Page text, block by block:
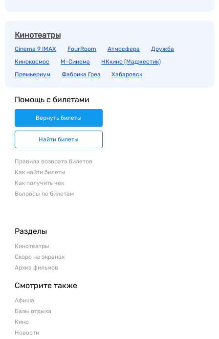
Кинотеатры
Cinema 9 IMAX FourRoom Атмосфера
Дружба
Кинокосмос
М-Синема
НКкино (Маджестик)
Премьериум
Фабрика Грез Хабаровск
Помощь с билетами
Вернуть билеты
Найти билеты
Правила возврата билетов
Как найти билеты
Как получить чек
Вопросы по билетам
Разделы
Кинотеатры
Скоро на экранах
Архив фильмов
Смотрите также
Афиша
Базы отдыха
Кино
Новости